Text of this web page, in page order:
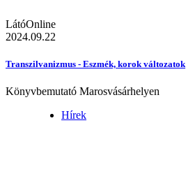
LátóOnline
2024.09.22
Transzilvanizmus - Eszmék, korok változatok
Könyvbemutató Marosvásárhelyen
Hírek